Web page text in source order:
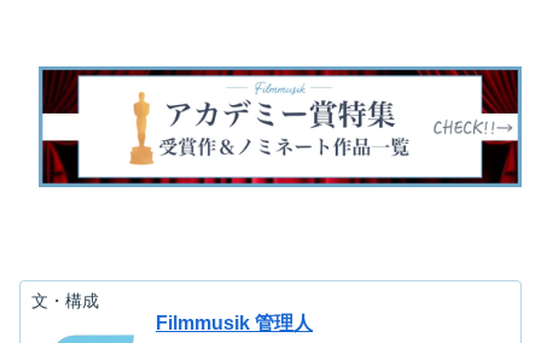
文・構成
Filmmusik 管理人